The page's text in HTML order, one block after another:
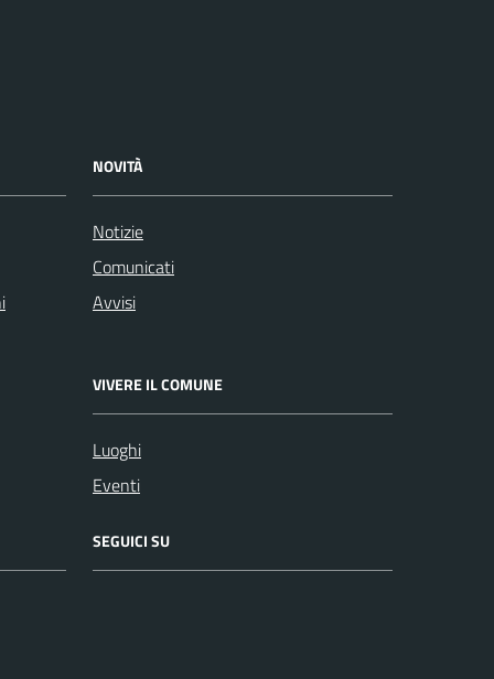
NOVITÀ
Notizie
Comunicati
Avvisi
VIVERE IL COMUNE
Luoghi
Eventi
SEGUICI SU